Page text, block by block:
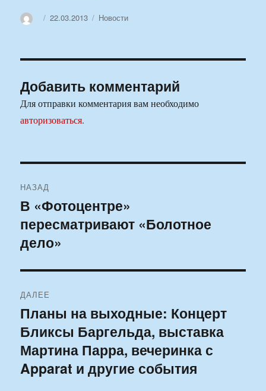
АвторОпубликовано
22.03.2013 Рубрики
Новости
Добавить комментарий
Для отправки комментария вам необходимо
авторизоваться.
по
записям
НАЗАД
Предыдущая
запись:
В «Фотоцентре»
пересматривают «Болотное
дело»
ДАЛЕЕ
Следующая
запись:
Планы на выходные: Концерт
Бликсы Баргельда, выставка
Мартина Парра, вечеринка с
Apparat и другие события